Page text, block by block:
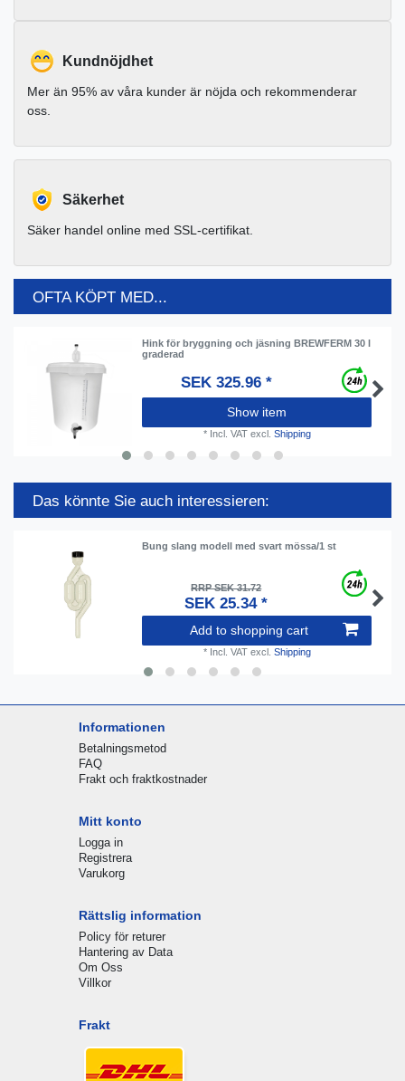
Kundnöjdhet
Mer än 95% av våra kunder är nöjda och rekommenderar
oss.
Säkerhet
Säker handel online med SSL-certifikat.
OFTA KÖPT MED...
Hink för bryggning och jäsning BREWFERM 30 l
graderad
SEK 325.96 *
Show item
* Incl. VATexcl. Shipping
Das könnte Sie auch interessieren:
Bung slang modell med svart mössa/1 st
RRP SEK 31.72
SEK 25.34 *
Add to shopping cart
* Incl. VATexcl. Shipping
Informationen
Betalningsmetod
FAQ
Frakt och fraktkostnader
Mitt konto
Logga in
Registrera
Varukorg
Rättslig information
Policy för returer
Hantering av Data
Om Oss
Villkor
Frakt